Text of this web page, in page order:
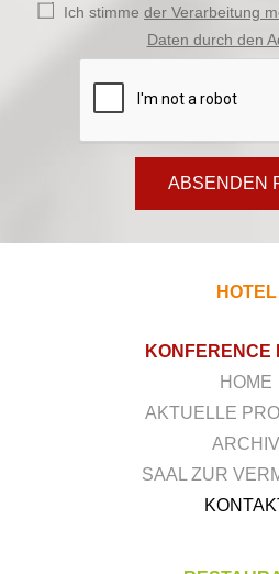
Ich stimme der Verarbeitung
Daten durch den
ABSENDEN
HOTEL
KONFERENCE
HOME
AKTUELLE
ARCHIV
SAAL ZUR